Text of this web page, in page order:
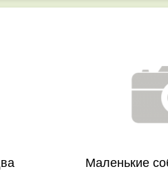
Маленькие